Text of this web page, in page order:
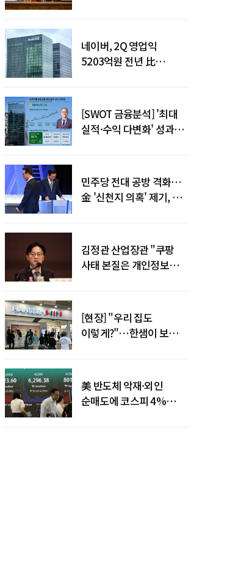
네이버, 2Q 영업익
5203억원 전년 比
[SWOT 금융분석] '최대
실적·수익 다변화' 성과…
민주당 전대 공방 격화…
金 '신천지 의혹' 제기, 鄭
김정관 산업장관 "쿠팡
사태 본질은 개인정보
[현장] "우리 집도
이렇게?"…한샘이 보여준
美 반도체 악재·외인
순매도에 코스피 4%